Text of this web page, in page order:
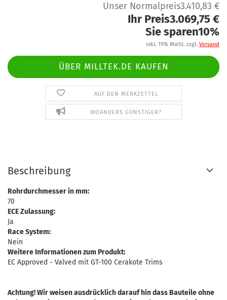
Unser Normalpreis3.410,83 €
Ihr Preis3.069,75 €
Sie sparen10%
inkl. 19% MwSt. zzgl. Versand
ÜBER MILLTEK.DE KAUFEN
AUF DEN MERKZETTEL
WOANDERS GÜNSTIGER?
Beschreibung
Rohrdurchmesser in mm:
70
ECE Zulassung:
Ja
Race System:
Nein
Weitere Informationen zum Produkt:
EC Approved - Valved mit GT-100 Cerakote Trims
Achtung! Wir weisen ausdrücklich darauf hin dass Bauteile ohne